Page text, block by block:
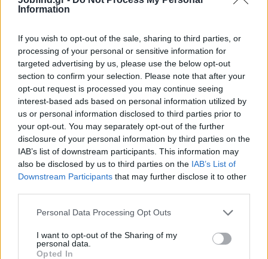
Information
If you wish to opt-out of the sale, sharing to third parties, or
processing of your personal or sensitive information for
targeted advertising by us, please use the below opt-out
section to confirm your selection. Please note that after your
opt-out request is processed you may continue seeing
interest-based ads based on personal information utilized by
us or personal information disclosed to third parties prior to
your opt-out. You may separately opt-out of the further
disclosure of your personal information by third parties on the
IAB’s list of downstream participants. This information may
also be disclosed by us to third parties on the IAB’s List of
Downstream Participants that may further disclose it to other
Personal Data Processing Opt Outs
I want to opt-out of the Sharing of my
personal data.
Opted In
Θέσεις εργασίας
Όλες οι Θέσεις Εργασίας
Θέσεις Εργασίας ανά Εταιρεία